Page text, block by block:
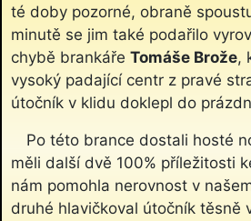
té doby pozorné, obraně
minutě se jim také podařilo
chybě brankáře Tomáše Brože,
vysoký padající centr z pravé
útočník v klidu doklepl do
Po této brance dostali hosté
měli další dvě 100% příležitosti
nám pomohla nerovnost v
druhé hlavičkoval útočník těsně